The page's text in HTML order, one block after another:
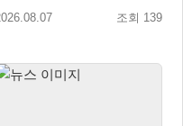
’, 8월 26일 출시!
조회 139